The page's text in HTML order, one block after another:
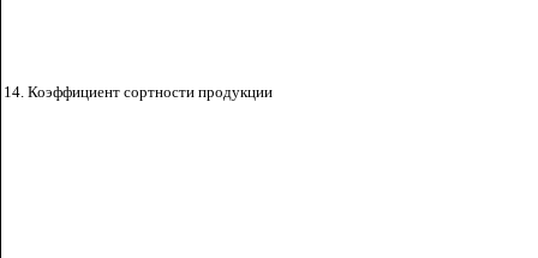
14. Коэффициент сортности продукции